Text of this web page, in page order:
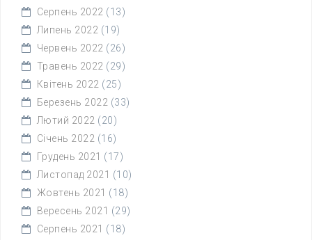
Серпень 2022 (13)
Липень 2022 (19)
Червень 2022 (26)
Травень 2022 (29)
Квітень 2022 (25)
Березень 2022 (33)
Лютий 2022 (20)
Січень 2022 (16)
Грудень 2021 (17)
Листопад 2021 (10)
Жовтень 2021 (18)
Вересень 2021 (29)
Серпень 2021 (18)